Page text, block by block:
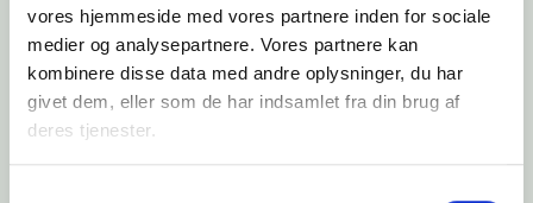
vores hjemmeside med vores partnere inden for sociale
medier og analysepartnere. Vores partnere kan
kombinere disse data med andre oplysninger, du har
givet dem, eller som de har indsamlet fra din brug af
deres tjenester.